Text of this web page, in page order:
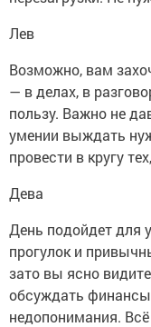
Лев
Возможно, вам
— в делах, в
пользу. Важно не
умении выждать
провести в кругу
Дева
День подойдет для
прогулок и
зато вы ясно
обсуждать
недопонимания.